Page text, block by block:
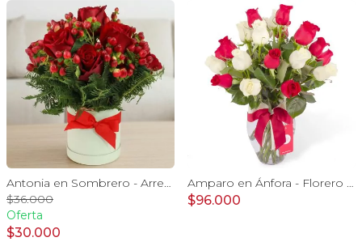
Antonia en Sombrero - Arreglo 9 rosas rojo e hypericum
$36.000
Oferta
$30.000
Amparo en Ánfora - Florero 24 rosas blanco y rojo
$96.000